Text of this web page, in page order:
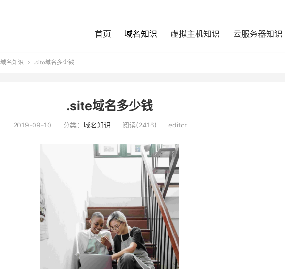
首页 域名知识 虚拟主机知识 云服务器知识
域名知识  .site域名多少钱
.site域名多少钱
2019-09-10 分类： 域名知识 阅读(2416) editor